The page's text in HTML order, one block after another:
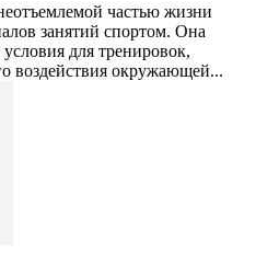
частью жизни
занятий спортом. Она
для тренировок,
воздействия окружающей...